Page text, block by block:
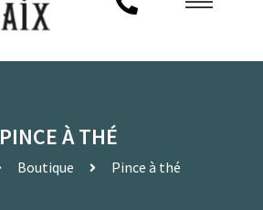
PINCE À THÉ
Boutique Pince à thé